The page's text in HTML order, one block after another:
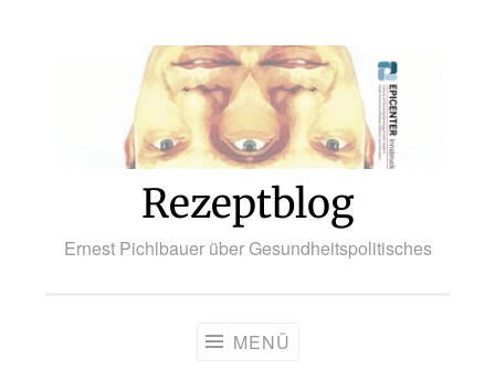
Rezeptblog
Ernest Pichlbauer über Gesundheitspolitisches
MENÜ